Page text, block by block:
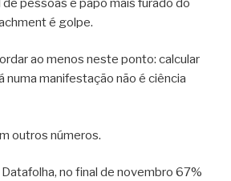
pessoas é papo mais furado do
é golpe.
ao menos neste ponto: calcular
numa manifestação não é ciência
outros números.
no final de novembro 67%